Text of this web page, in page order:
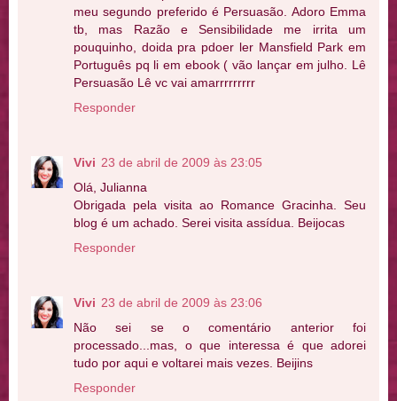
meu segundo preferido é Persuasão. Adoro Emma
tb, mas Razão e Sensibilidade me irrita um
pouquinho, doida pra pdoer ler Mansfield Park em
Português pq li em ebook ( vão lançar em julho. Lê
Persuasão Lê vc vai amarrrrrrrrr
Responder
Vivi 23 de abril de 2009 às 23:05
Olá, Julianna
Obrigada pela visita ao Romance Gracinha. Seu
blog é um achado. Serei visita assídua. Beijocas
Responder
Vivi 23 de abril de 2009 às 23:06
Não sei se o comentário anterior foi
processado...mas, o que interessa é que adorei
tudo por aqui e voltarei mais vezes. Beijins
Responder